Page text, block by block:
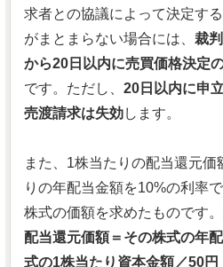
求者との協議によって決定す
がまとまらない場合には、 裁
から20日以内に売買価格決定
です。ただし、 20日以内に申
売渡請求は失効します。
また、1株当たりの配当還元価
りの年配当金額を10%の利率
株式の価額を求めたものです
配当還元価額＝その株式の年
式の1株当たり資本金額／50円